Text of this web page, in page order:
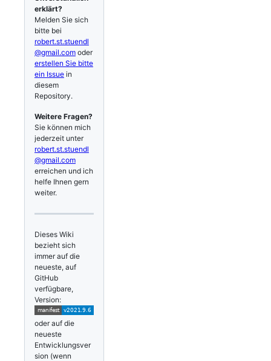
erklärt?
Melden Sie sich
bitte bei
robert.st.stuendl
@gmail.com oder
erstellen Sie bitte
ein Issue in
diesem
Repository.
Weitere Fragen?
Sie können mich
jederzeit unter
robert.st.stuendl
@gmail.com
erreichen und ich
helfe Ihnen gern
weiter.
Dieses Wiki
bezieht sich
immer auf die
neueste, auf
GitHub
verfügbare,
Version:
oder auf die
neueste
Entwicklungsver
sion (wenn